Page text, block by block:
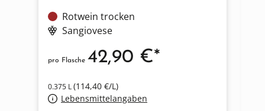
Rotwein trocken
Sangiovese
0.375 L(114,40 €/L)
Lebensmittelangaben
pro Flasche 42,90 €*